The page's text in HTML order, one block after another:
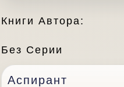
Книги Автора:
Без Серии
Аспирант